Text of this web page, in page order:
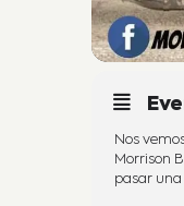
Nos
Morrison
pasar una